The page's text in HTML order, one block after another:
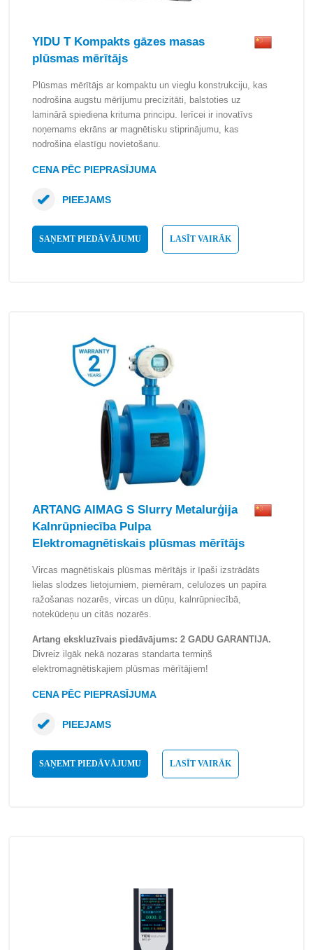
YIDU T Kompakts gāzes masas
plūsmas mērītājs
Plūsmas mērītājs ar kompaktu un vieglu konstrukciju, kas
nodrošina augstu mērījumu precizitāti, balstoties uz
laminārā spiediena krituma principu. Ierīcei ir inovatīvs
noņemams ekrāns ar magnētisku stiprinājumu, kas
nodrošina elastīgu novietošanu.
CENA PĒC PIEPRASĪJUMA
SAŅEMT PIEDĀVĀJUMU LASĪT VAIRĀK
PIEEJAMS
ARTANG AIMAG S Slurry Metalurģija
Kalnrūpniecība Pulpa
Elektromagnētiskais plūsmas mērītājs
Vircas magnētiskais plūsmas mērītājs ir īpaši izstrādāts
lielas slodzes lietojumiem, piemēram, celulozes un papīra
ražošanas nozarēs, vircas un dūņu, kalnrūpniecībā,
notekūdeņu un citās nozarēs.
Artang ekskluzīvais piedāvājums: 2 GADU GARANTIJA.
Divreiz ilgāk nekā nozaras standarta termiņš
elektromagnētiskajiem plūsmas mērītājiem!
CENA PĒC PIEPRASĪJUMA
SAŅEMT PIEDĀVĀJUMU LASĪT VAIRĀK
PIEEJAMS